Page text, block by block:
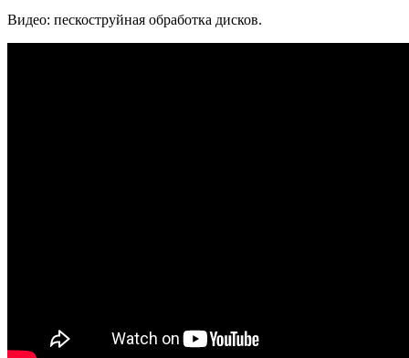
Видео: пескоструйная обработка дисков.